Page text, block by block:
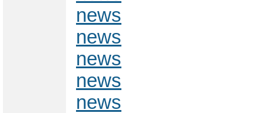
news
news
news
news
news